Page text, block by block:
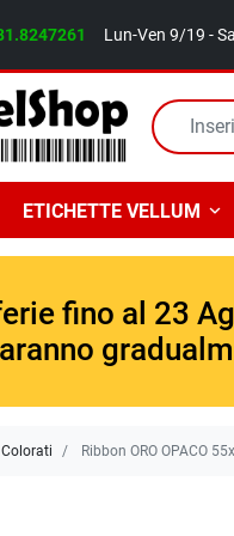
Lun-Ven 9/19 -
ETICHETTE VELLUM
fino al 23
Colorati Ribbon ORO OPACO